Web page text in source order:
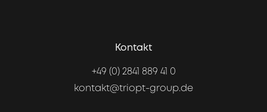
Kontakt
+49 (0) 2841 889 41 0
kontakt@triopt-group.de